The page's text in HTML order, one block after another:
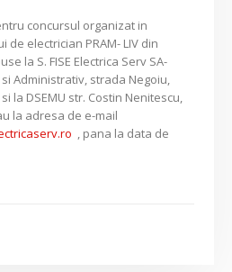
concursul organizat in
electrician PRAM- LIV din
la S. FISE Electrica Serv SA-
Administrativ, strada Negoiu,
la DSEMU str. Costin Nenitescu,
la adresa de e-mail
, pana la data de